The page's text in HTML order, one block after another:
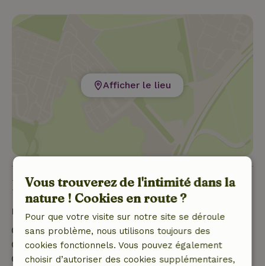
Afficher le lieu
Bon à savoir
Détails du séjour
Arrivée: 16:00- 23:59
Départ: 07:00- 10:00
Séjour sans contact possible
Vous trouverez de l'intimité dans la
nature ! Cookies en route ?
Pour que votre visite sur notre site se déroule
sans problème, nous utilisons toujours des
cookies fonctionnels. Vous pouvez également
choisir d’autoriser des cookies supplémentaires,